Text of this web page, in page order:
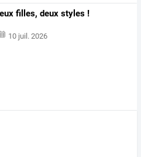
filles, deux styles !
10 juil. 2026